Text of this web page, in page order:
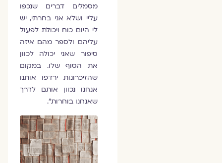
מסמלים דברים שנכפו
עליי ושלא אני בחרתי, יש
לי היום כוח ויכולת לפעול
עליהם ולספר מהם איזה
סיפור שאני יכולה לכוון
את הסוף שלו. במקום
שהזיכרונות ירדפו אותנו
אנחנו נכוון אותם לדרך
שאנחנו בוחרות".